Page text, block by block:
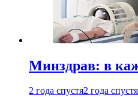
Минздрав: в
2 года спустя2 года спустя